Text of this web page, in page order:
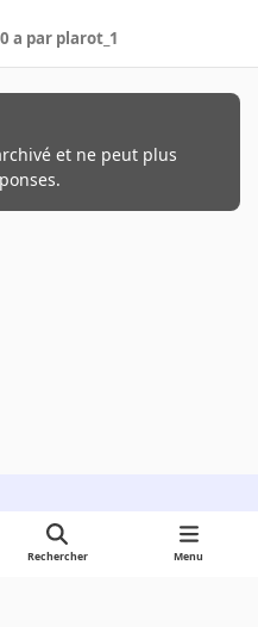
a par plarot_1
et ne peut plus
Rechercher Menu